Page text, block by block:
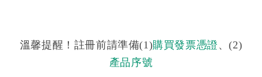
溫馨提醒！註冊前請準備(1)購買發票憑證 、(2)
產品序號